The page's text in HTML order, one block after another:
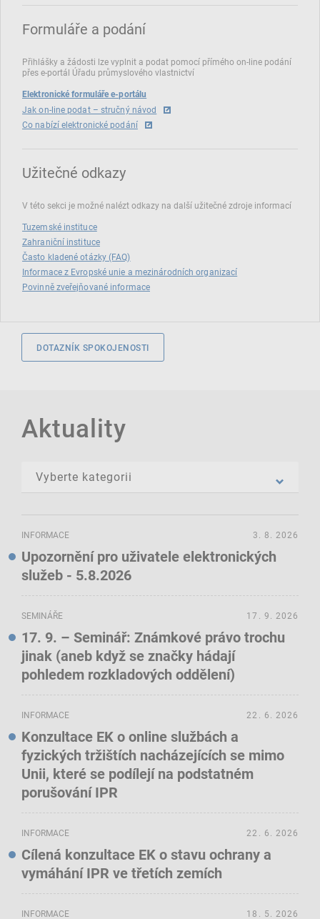
Formuláře a podání
Přihlášky a žádosti lze vyplnit a podat pomocí přímého on‑line podání
přes e‑portál Úřadu průmyslového vlastnictví
Elektronické formuláře e-portálu
Jak on-line podat – stručný návod
Co nabízí elektronické podání
Užitečné odkazy
V této sekci je možné nalézt odkazy na další užitečné zdroje informací
Tuzemské instituce
Zahraniční instituce
Často kladené otázky (FAQ)
Informace z Evropské unie a mezinárodních organizací
Povinně zveřejňované informace
DOTAZNÍK SPOKOJENOSTI
Aktuality
INFORMACE
Upozornění pro uživatele elektronických
služeb - 5.8.2026
3. 8. 2026
SEMINÁŘE
17. 9. – Seminář: Známkové právo trochu
jinak (aneb když se značky hádají
pohledem rozkladových oddělení)
17. 9. 2026
INFORMACE
Konzultace EK o online službách a
fyzických tržištích nacházejících se mimo
Unii, které se podílejí na podstatném
porušování IPR
22. 6. 2026
INFORMACE
Cílená konzultace EK o stavu ochrany a
vymáhání IPR ve třetích zemích
22. 6. 2026
INFORMACE 18. 5. 2026